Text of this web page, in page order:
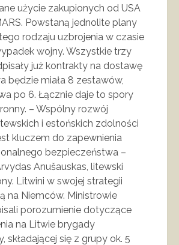
użycie zakupionych od USA
Powstaną jednolite plany
rodzaju uzbrojenia w czasie
wojny. Wszystkie trzy
już kontrakty na dostawę
będzie miała 8 zestawów,
po 6. Łącznie daje to spory
– Wspólny rozwój
i estońskich zdolności
kluczem do zapewnienia
bezpieczeństwa –
Anušauskas, litewski
Litwini w swojej strategii
na Niemców. Ministrowie
porozumienie dotyczące
na Litwie brygady
składającej się z grupy ok. 5